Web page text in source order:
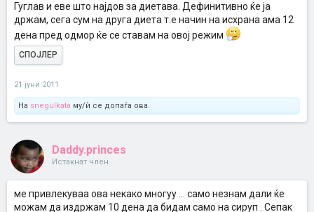
Гуглав и еве што најдов за диетава. Дефинитивно ќе ја
држам, сега сум на друга диета т.е начин на исхрана ама 12
дена пред одмор ќе се ставам на овој режим
СПОЈЛЕР
21 јуни 2011
На snegulkata му/ѝ се допаѓа ова.
Daddy.princes
Истакнат член
ме привлекуваа ова некако многуу ... само незнам дали ќе
можам да издржам 10 дена да бидам само на сируп . Сепак